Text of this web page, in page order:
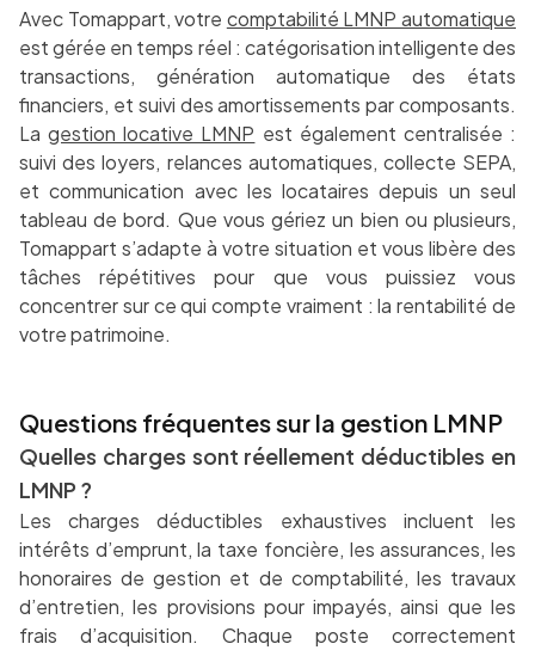
Avec Tomappart, votre comptabilité LMNP automatique
est gérée en temps réel : catégorisation intelligente des
transactions, génération automatique des états
financiers, et suivi des amortissements par composants.
Lagestion locative LMNP est également centralisée :
suivi des loyers, relances automatiques, collecte SEPA,
et communication avec les locataires depuis un seul
tableau de bord. Que vous gériez un bien ou plusieurs,
Tomappart s’adapte à votre situation et vous libère des
tâches répétitives pour que vous puissiez vous
concentrer sur ce qui compte vraiment : la rentabilité de
votre patrimoine.
Questions fréquentes sur la gestion LMNP
Quelles charges sont réellement déductibles en
LMNP ?
Les charges déductibles exhaustives incluent les
intérêts d’emprunt, la taxe foncière, les assurances, les
honoraires de gestion et de comptabilité, les travaux
d’entretien, les provisions pour impayés, ainsi que les
frais d’acquisition. Chaque poste correctement